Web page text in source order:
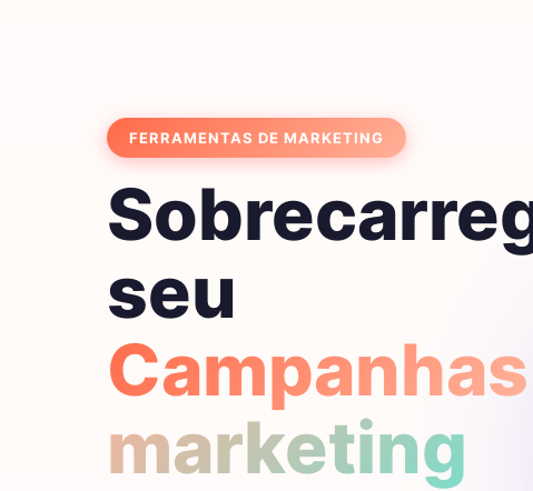
FERRAMENTAS DE MARKETING
seu
marketing